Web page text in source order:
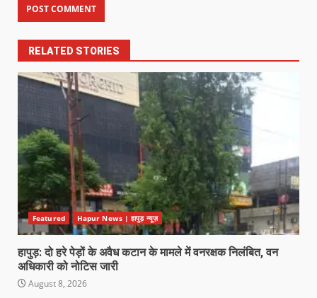
RELATED STORIES
Featured Hapur News | हापुड़ न्यूज़
हापुड़: दो हरे पेड़ों के अवैध कटान के मामले में वनरक्षक निलंबित, वन
अधिकारी को नोटिस जारी
August 8, 2026